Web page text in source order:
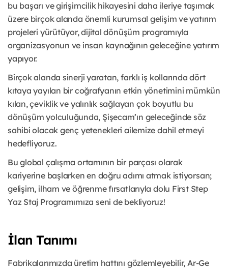
bu başarı ve girişimcilik hikayesini daha ileriye taşımak
üzere birçok alanda önemli kurumsal gelişim ve yatırım
projeleri yürütüyor, dijital dönüşüm programıyla
organizasyonun ve insan kaynağının geleceğine yatırım
yapıyor.
Birçok alanda sinerji yaratan, farklı iş kollarında dört
kıtaya yayılan bir coğrafyanın etkin yönetimini mümkün
kılan, çeviklik ve yalınlık sağlayan çok boyutlu bu
dönüşüm yolculuğunda, Şişecam’ın geleceğinde söz
sahibi olacak genç yetenekleri ailemize dahil etmeyi
hedefliyoruz.
Bu global çalışma ortamının bir parçası olarak
kariyerine başlarken en doğru adımı atmak istiyorsan;
gelişim, ilham ve öğrenme fırsatlarıyla dolu First Step
Yaz Staj Programımıza seni de bekliyoruz!
İlan Tanımı
Fabrikalarımızda üretim hattını gözlemleyebilir, Ar-Ge